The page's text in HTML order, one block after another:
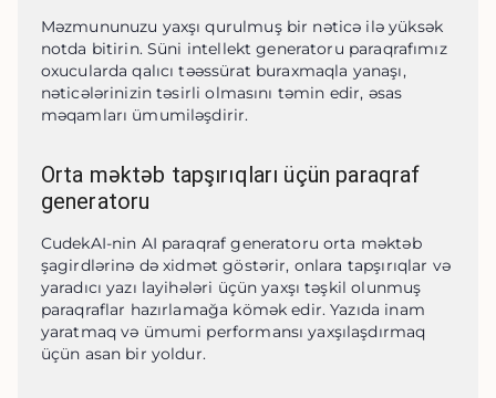
Məzmununuzu yaxşı qurulmuş bir nəticə ilə yüksək
notda bitirin. Süni intellekt generatoru paraqrafımız
oxucularda qalıcı təəssürat buraxmaqla yanaşı,
nəticələrinizin təsirli olmasını təmin edir, əsas
məqamları ümumiləşdirir.
Orta məktəb tapşırıqları üçün paraqraf
generatoru
CudekAI-nin AI paraqraf generatoru orta məktəb
şagirdlərinə də xidmət göstərir, onlara tapşırıqlar və
yaradıcı yazı layihələri üçün yaxşı təşkil olunmuş
paraqraflar hazırlamağa kömək edir. Yazıda inam
yaratmaq və ümumi performansı yaxşılaşdırmaq
üçün asan bir yoldur.